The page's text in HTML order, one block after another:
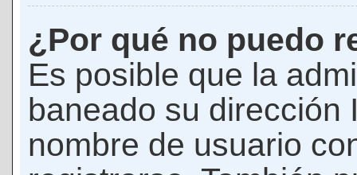
¿Por qué no puedo
Es posible que la
baneado su dirección
nombre de usuario